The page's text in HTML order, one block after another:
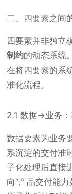
二、四要素之间
四要素并非独立
制约的动态系统
在将四要素的系
准化流程。
2.1 数据→业务
数据要素为业务
系沉淀的交付准
子化处理后直接
向“产品交付能